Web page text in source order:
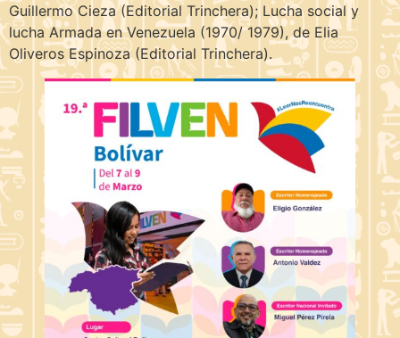
Guillermo Cieza (Editorial Trinchera); Lucha social y
lucha Armada en Venezuela (1970/ 1979), de Elia
Oliveros Espinoza (Editorial Trinchera).